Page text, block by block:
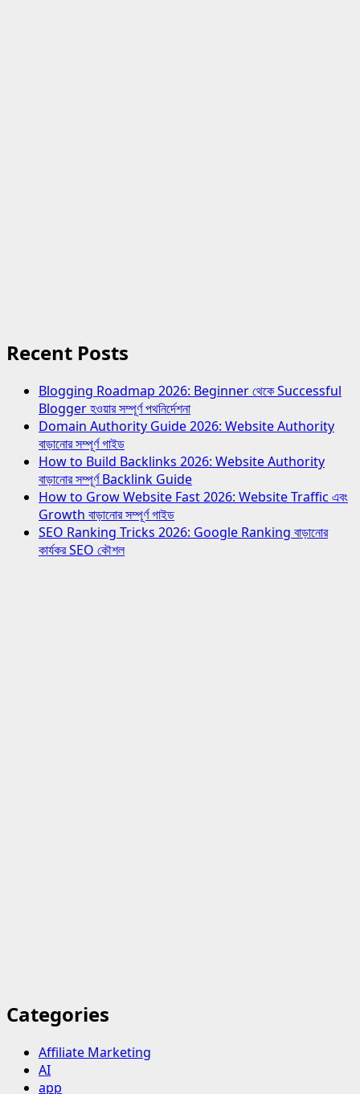
Recent Posts
Blogging Roadmap 2026: Beginner থেকে Successful
Blogger হওয়ার সম্পূর্ণ পথনির্দেশনা
Domain Authority Guide 2026: Website Authority
বাড়ানোর সম্পূর্ণ গাইড
How to Build Backlinks 2026: Website Authority
বাড়ানোর সম্পূর্ণ Backlink Guide
How to Grow Website Fast 2026: Website Traffic এবং
Growth বাড়ানোর সম্পূর্ণ গাইড
SEO Ranking Tricks 2026: Google Ranking বাড়ানোর
কার্যকর SEO কৌশল
Categories
Affiliate Marketing
AI
app